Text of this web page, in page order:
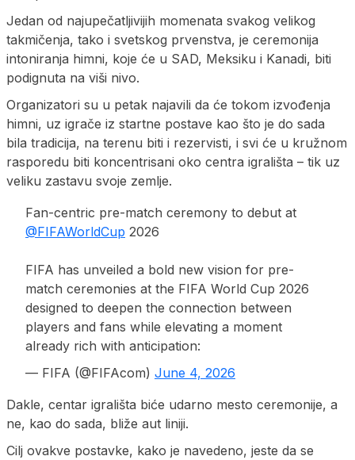
Jedan od najupečatljivijih momenata svakog velikog
takmičenja, tako i svetskog prvenstva, je ceremonija
intoniranja himni, koje će u SAD, Meksiku i Kanadi, biti
podignuta na viši nivo.
Organizatori su u petak najavili da će tokom izvođenja
himni, uz igrače iz startne postave kao što je do sada
bila tradicija, na terenu biti i rezervisti, i svi će u kružnom
rasporedu biti koncentrisani oko centra igrališta – tik uz
veliku zastavu svoje zemlje.
Fan-centric pre-match ceremony to debut at
@FIFAWorldCup 2026
FIFA has unveiled a bold new vision for pre-
match ceremonies at the FIFA World Cup 2026
designed to deepen the connection between
players and fans while elevating a moment
already rich with anticipation:
— FIFA (@FIFAcom) June 4, 2026
Dakle, centar igrališta biće udarno mesto ceremonije, a
ne, kao do sada, bliže aut liniji.
Cilj ovakve postavke, kako je navedeno, jeste da se